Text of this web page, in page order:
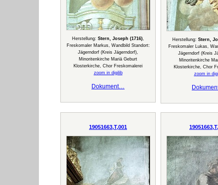
Herstellung: Stern, Joseph (1716),
Freskomaler Markus, Wandbild Standort:
Jägerndorf (Kreis Jägerndorf),
Minoritenkirche Mariä Geburt
Klosterkirche, Chor Freskomalerei
zoom in digilib
Dokument…
Herstellung: Stern,
Freskomaler Lukas,
Jägerndorf (Kreis
Minoritenkirche
Klosterkirche, Chor
zoom in
19051663,T,001